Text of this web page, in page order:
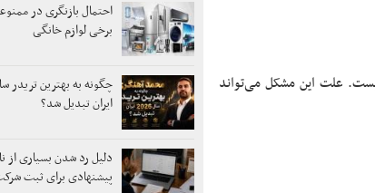
علت این مشکل می‌تواند
احتمال بازنگری در
برخی لوازم خانگی
ایران تبدیل شد؟
دلیل رد شدن بسیاری از
پیشنهادی برای ثبت